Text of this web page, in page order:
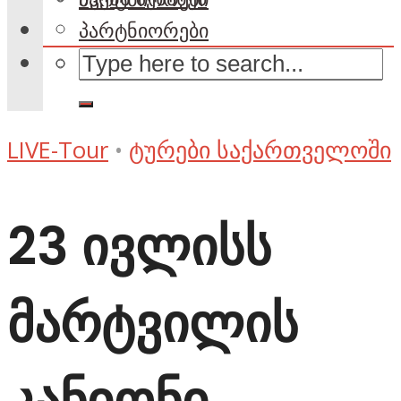
პარტნიორები
LIVE-Tour • ტურები საქართველოში
23 ივლისს
მარტვილის